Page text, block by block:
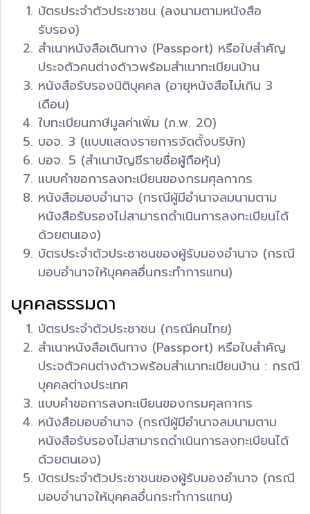
บัตรประจำตัวประชาชน (ลงนามตามหนังสือ
รับรอง)
สำเนาหนังสือเดินทาง (Passport) หรือใบสำคัญ
ประจตัวคนต่างด้าวพร้อมสำเนาทะเบียนบ้าน
หนังสือรับรองนิติบุคคล (อายุหนังสือไม่เกิน 3
เดือน)
ใบทะเบียนภาษีมูลค่าเพิ่ม (ภ.พ. 20)
บอจ. 3 (แบบแสดงรายการจัดตั้งบริษัท)
บอจ. 5 (สำเนาบัญชีรายชื่อผู้ถือหุ้น)
แบบคำขอการลงทะเบียนของกรมศุลกากร
หนังสือมอบอำนาจ (กรณีผู้มีอำนาจลมนามตาม
หนังสือรับรองไม่สามารถดำเนินการลงทะเบียนได้
ด้วยตนเอง)
บัตรประจำตัวประชาชนของผู้รับมองอำนาจ (กรณี
มอบอำนาจให้บุคคลอื่นกระทำการแทน)
บุคคลธรรมดา
บัตรประจำตัวประชาชน (กรณีคนไทย)
สำเนาหนังสือเดินทาง (Passport) หรือใบสำคัญ
ประจตัวคนต่างด้าวพร้อมสำเนาทะเบียนบ้าน : กรณี
บุคคลต่างประเทศ
แบบคำขอการลงทะเบียนของกรมศุลกากร
หนังสือมอบอำนาจ (กรณีผู้มีอำนาจลมนามตาม
หนังสือรับรองไม่สามารถดำเนินการลงทะเบียนได้
ด้วยตนเอง)
บัตรประจำตัวประชาชนของผู้รับมองอำนาจ (กรณี
มอบอำนาจให้บุคคลอื่นกระทำการแทน)